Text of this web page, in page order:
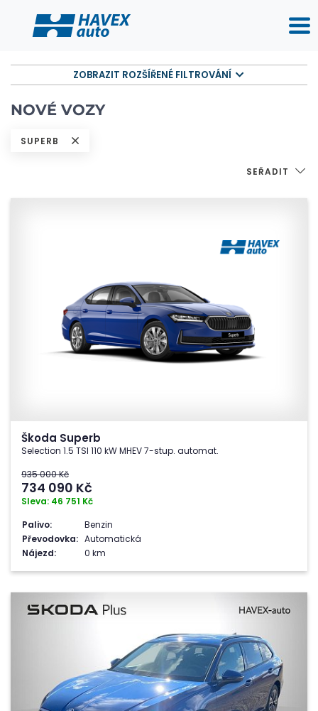
ZOBRAZIT ROZŠÍŘENÉ FILTROVÁNÍ
NOVÉ VOZY
SUPERB
SEŘADIT
Škoda Superb
Selection 1.5 TSI 110 kW MHEV 7-stup. automat.
935 000 Kč
734 090 Kč
Sleva: 46 751 Kč
Palivo:
Benzin
Převodovka: Automatická
Nájezd:
0 km